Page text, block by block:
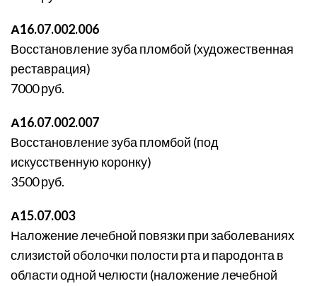
А16.07.002.006
Восстановление зуба пломбой (художественная
реставрация)
7000 руб.
А16.07.002.007
Восстановление зуба пломбой (под
искусственную коронку)
3500 руб.
А15.07.003
Наложение лечебной повязки при заболеваниях
слизистой оболочки полости рта и пародонта в
области одной челюсти (наложение лечебной